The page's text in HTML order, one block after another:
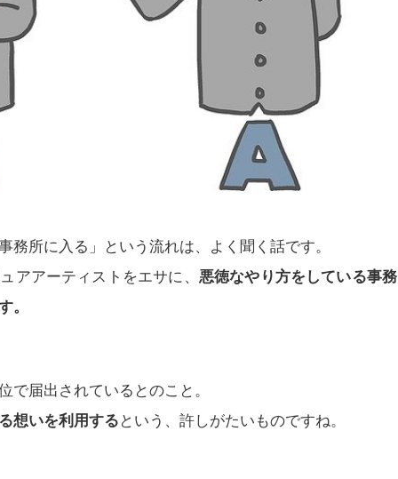
務所に入る」という流れは、よく聞く話です。
アアーティストをエサに、 悪徳なやり方をしている事務
。
で届出されているとのこと。
想いを利用する という、許しがたいものですね。